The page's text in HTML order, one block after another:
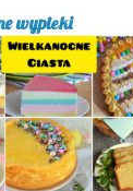
wypieki